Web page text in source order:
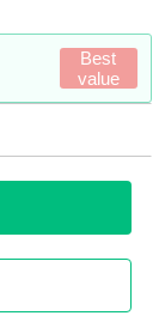
Best
value